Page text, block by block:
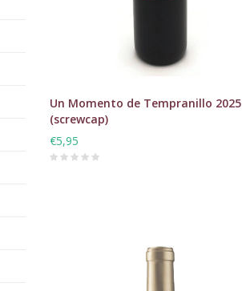
Un Momento de Tempranillo 2025
(screwcap)
€5,95